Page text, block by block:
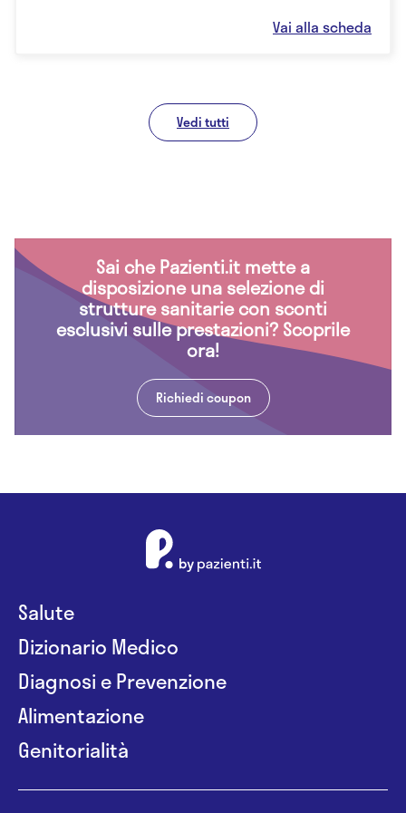
Vai alla scheda
Vedi tutti
Sai che Pazienti.it mette a
disposizione una selezione di
strutture sanitarie con sconti
esclusivi sulle prestazioni? Scoprile
ora!
Richiedi coupon
Salute
Dizionario Medico
Diagnosi e Prevenzione
Alimentazione
Genitorialità